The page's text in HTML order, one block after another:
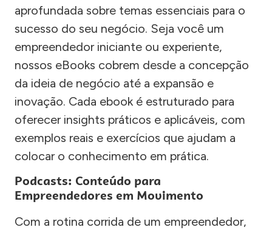
aprofundada sobre temas essenciais para o
sucesso do seu negócio. Seja você um
empreendedor iniciante ou experiente,
nossos eBooks cobrem desde a concepção
da ideia de negócio até a expansão e
inovação. Cada ebook é estruturado para
oferecer insights práticos e aplicáveis, com
exemplos reais e exercícios que ajudam a
colocar o conhecimento em prática.
Podcasts: Conteúdo para
Empreendedores em Movimento
Com a rotina corrida de um empreendedor,